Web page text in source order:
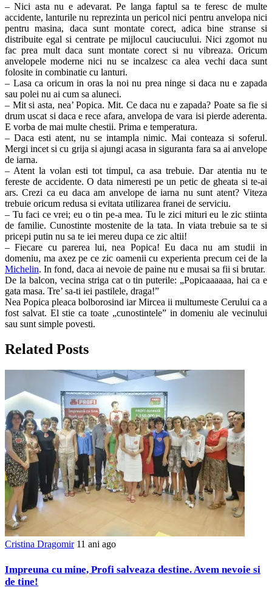
– Nici asta nu e adevarat. Pe langa faptul sa te feresc de multe
accidente, lanturile nu reprezinta un pericol nici pentru anvelopa nici
pentru masina, daca sunt montate corect, adica bine stranse si
distribuite egal si centrate pe mijlocul cauciucului. Nici zgomot nu
fac prea mult daca sunt montate corect si nu vibreaza. Oricum
anvelopele moderne nici nu se incalzesc ca alea vechi daca sunt
folosite in combinatie cu lanturi.
– Lasa ca oricum in oras la noi nu prea ninge si daca nu e zapada
sau polei nu ai cum sa aluneci.
– Mit si asta, nea’ Popica. Mit. Ce daca nu e zapada? Poate sa fie si
drum uscat si daca e rece afara, anvelopa de vara isi pierde aderenta.
E vorba de mai multe chestii. Prima e temperatura.
– Daca esti atent, nu se intampla nimic. Mai conteaza si soferul.
Mergi incet si cu grija si ajungi acasa in siguranta fara sa ai anvelope
de iarna.
– Atent la volan esti tot timpul, ca asa trebuie. Dar atentia nu te
fereste de accidente. O data nimeresti pe un petic de gheata si te-ai
ars. Crezi ca eu daca am anvelope de iarna nu sunt atent? Viteza
trebuie oricum redusa si evitata utilizarea franei de serviciu.
– Tu faci ce vrei; eu o tin pe-a mea. Tu le zici mituri eu le zic stiinta
de familie. Cunostinte mostenite de la tata. In viata trebuie sa te si
pricepi putin nu sa te iei mereu dupa ce zic altii!
– Fiecare cu parerea lui, nea Popica! Eu daca nu am studii in
domeniu, ma axez pe ce zic oamenii cu experienta precum cei de la
Michelin. In fond, daca ai nevoie de paine nu e musai sa fii si brutar.
De la balcon, vecina striga cat o tin puterile: „Popicaaaaaa, hai ca e
gata masa. Tre’ sa-ti iei pastilele, draga!”
Nea Popica pleaca bolborosind iar Mircea ii multumeste Cerului ca a
fost salvat. El stie ca toate „cunostintele” in domeniu ale vecinului
sau sunt simple povesti.
Related Posts
Cristina Dragomir 11 ani ago
Impreuna cu mine, Profi salveaza destine. Avem nevoie si
de tine!